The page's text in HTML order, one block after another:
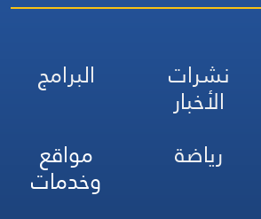
نشرات
الأخبار
البرامج
رياضة مواقع
وخدمات